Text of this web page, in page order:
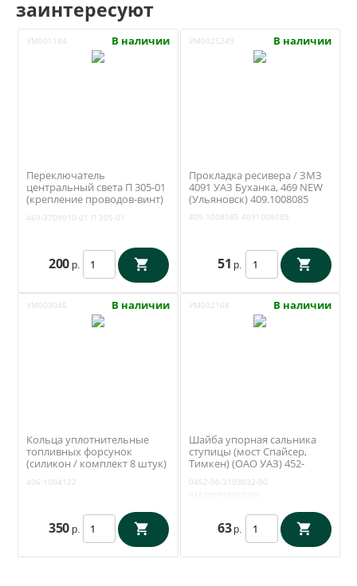
заинтересуют
УМ001184 В наличии
Переключатель
центральный света П 305-01
(крепление проводов-винт)
3709010-01
469-3709010-01 П 305-01
200 р.
УМ0025249 В наличии
Прокладка ресивера / ЗМЗ
4091 УАЗ Буханка, 469 NEW
(Ульяновск) 409.1008085
409.1008085 4091008085
51 р.
УМ003045 В наличии
Кольца уплотнительные
топливных форсунок
(силикон / комплект 8 штук)
1004122
406-1004122
350 р.
УМ002168 В наличии
Шайба упорная сальника
ступицы (мост Спайсер,
Тимкен) (ОАО УАЗ) 452-
0452-00-3103032-00
63 р.